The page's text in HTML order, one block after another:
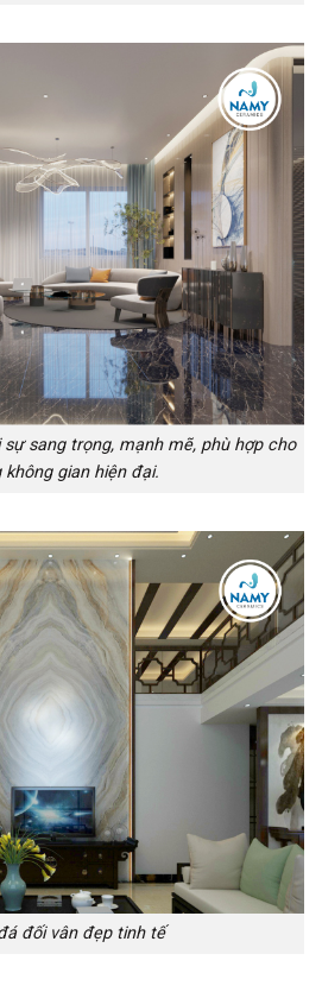
sang trọng, mạnh mẽ, phù hợp cho
không gian hiện đại.
đối vân đẹp tinh tế